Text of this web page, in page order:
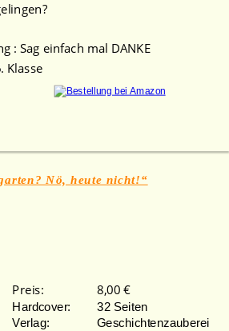
Nö, heute nicht!“
Preis: 8,00 €
Hardcover: 32 Seiten
Verlag: Geschichtenzauberei
: Sag einfach mal DANKE
Klasse